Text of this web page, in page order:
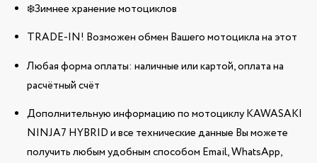
❄️Зимнее хранение мотоциклов
TRADE-IN! Возможен обмен Вашего мотоцикла на этот
Любая форма оплаты: наличные или картой, оплата на
расчётный счёт
Дополнительную информацию по мотоциклу KAWASAKI
NINJA7 HYBRID и все технические данные Вы можете
получить любым удобным способом Email, WhatsApp,